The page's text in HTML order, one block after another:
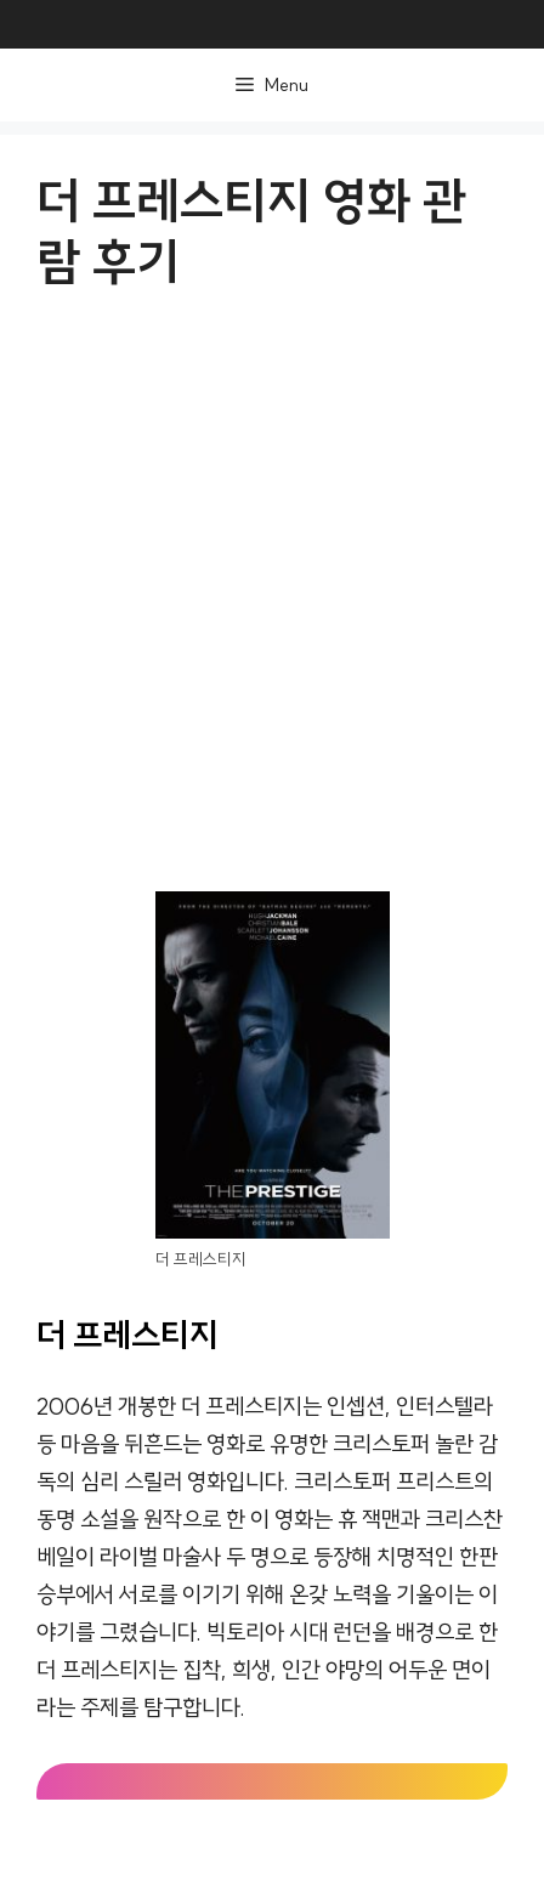
Menu
더 프레스티지 영화 관
람 후기
더 프레스티지
더 프레스티지
2006년 개봉한 더 프레스티지는 인셉션, 인터스텔라
등 마음을 뒤흔드는 영화로 유명한 크리스토퍼 놀란 감
독의 심리 스릴러 영화입니다. 크리스토퍼 프리스트의
동명 소설을 원작으로 한 이 영화는 휴 잭맨과 크리스찬
베일이 라이벌 마술사 두 명으로 등장해 치명적인 한판
승부에서 서로를 이기기 위해 온갖 노력을 기울이는 이
야기를 그렸습니다. 빅토리아 시대 런던을 배경으로 한
더 프레스티지는 집착, 희생, 인간 야망의 어두운 면이
라는 주제를 탐구합니다.